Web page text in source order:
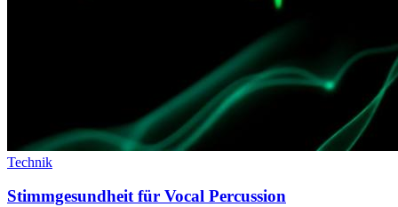
Technik
Stimmgesundheit für Vocal Percussion